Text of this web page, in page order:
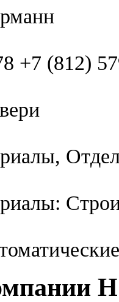
+7 (812)